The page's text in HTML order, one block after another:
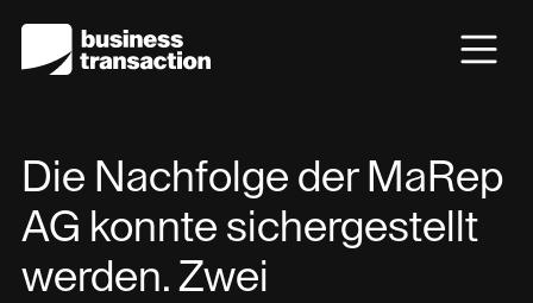
Die Nachfolge der MaRep
AG konnte sichergestellt
werden. Zwei